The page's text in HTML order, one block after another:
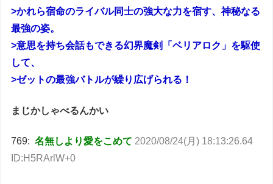
>かれら宿命のライバル同士の強大な力を宿す、神秘なる
最強の姿。
>意思を持ち会話もできる幻界魔剣「ベリアロク」を駆使
して、
>ゼットの最強バトルが繰り広げられる！
まじかしゃべるんかい
769:名無しより愛をこめて 2020/08/24(月) 18:13:26.64
ID:H5RArlW+0